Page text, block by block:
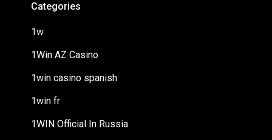
Categories
1w
1Win AZ Casino
1win casino spanish
1win fr
1WIN Official In Russia